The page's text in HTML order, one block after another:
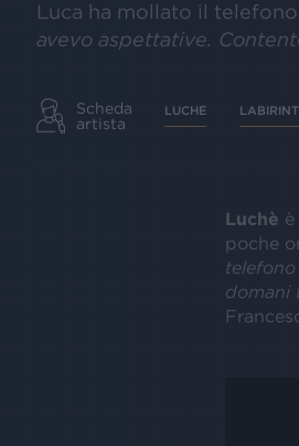
Luca ha mollato il
avevo aspettative.
Scheda
artista
LUCHÈ
Luchè
poche
telefono
domani